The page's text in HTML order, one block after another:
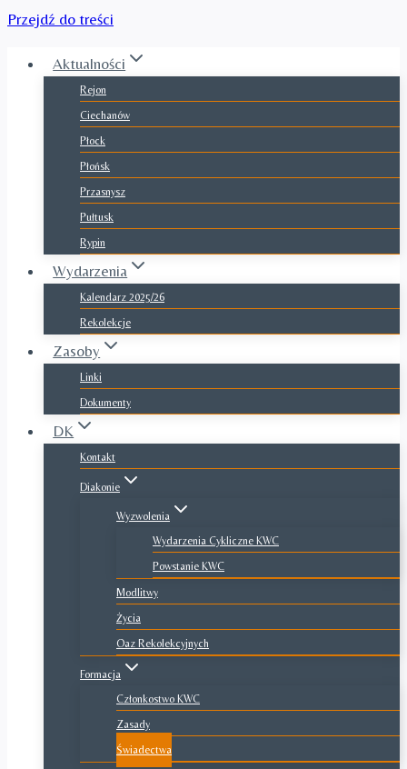
Przejdź do treści
Aktualności
Rejon
Ciechanów
Płock
Płońsk
Przasnysz
Pułtusk
Rypin
Wydarzenia
Kalendarz 2025/26
Rekolekcje
Zasoby
Linki
Dokumenty
DK
Kontakt
Diakonie
Wyzwolenia
Wydarzenia Cykliczne KWC
Powstanie KWC
Modlitwy
Życia
Oaz Rekolekcyjnych
Formacja
Członkostwo KWC
Zasady
Świadectwa